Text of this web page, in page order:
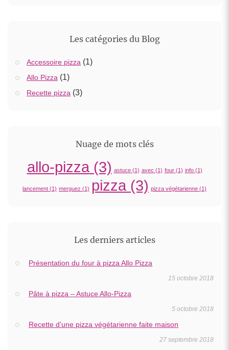
Les catégories du Blog
Accessoire pizza (1)
Allo Pizza (1)
Recette pizza (3)
Nuage de mots clés
allo-pizza (3) astuce(1) avec (1) four(1) info(1)
lancement (1) merguez (1) pizza (3) pizza végétarienne (1)
Les derniers articles
Présentation du four à pizza Allo Pizza
15 octobre 2018
Pâte à pizza – Astuce Allo-Pizza
5 octobre 2018
Recette d’une pizza végétarienne faite maison
27 septembre 2018